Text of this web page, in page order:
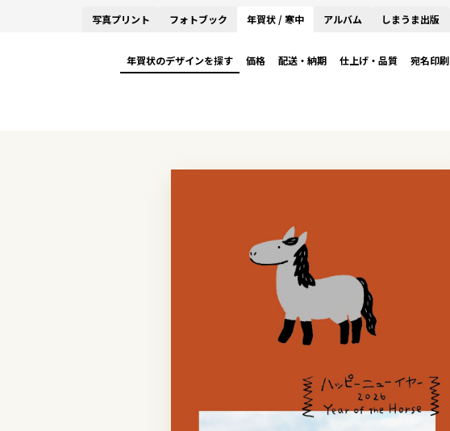
写真プリント フォトブック 年賀状 / 寒中 アルバム しまうま出版
年賀状のデザインを探す 価格 配送・納期 仕上げ・品質 宛名印刷